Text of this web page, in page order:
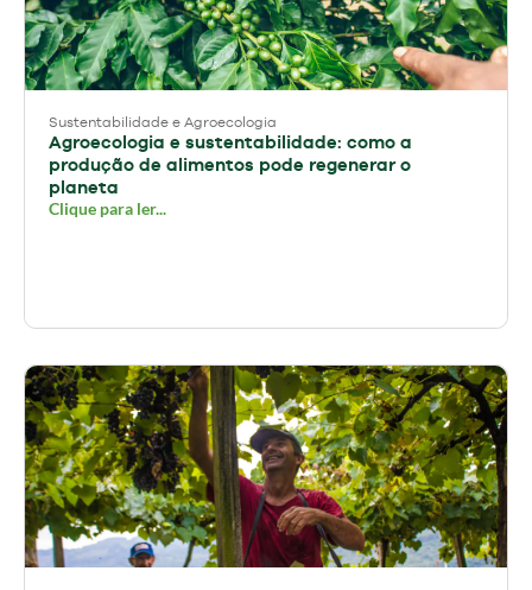
Sustentabilidade e Agroecologia
Agroecologia e sustentabilidade: como a
produção de alimentos pode regenerar o
planeta
Clique para ler...